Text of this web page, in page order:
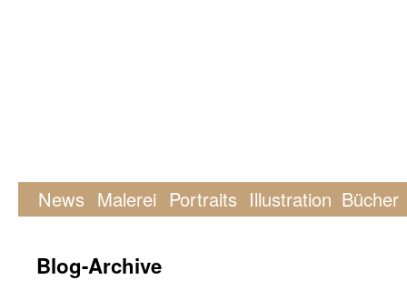
News Malerei Portraits Illustration Bücher
Blog-Archive